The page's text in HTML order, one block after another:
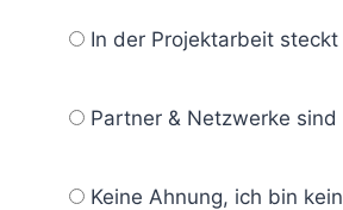
In der Projektarbeit
Partner & Netzwerke sind
Keine Ahnung, ich bin